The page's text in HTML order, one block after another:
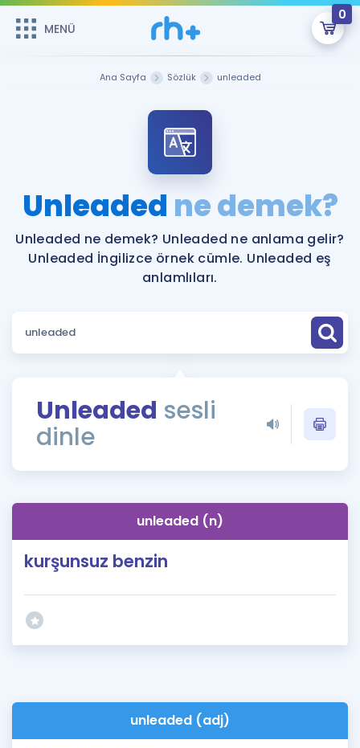
MENÜ
0
ÜYE DEĞİLİM
Sepetin Şu An Boş.
Remzi Hoca ile seni sınava hazırlayacak onlarca eğitim seni
bekliyor!
MENÜ
Faydalı Araçlar
Sözlük
Rehberlik Aracı
ÖSYM Sınav Takvimi
İngilizce Gramer
Hakkımızda
Ana Sayfa Sözlük unleaded
Unleaded ne demek?
Unleaded ne demek? Unleaded ne anlama gelir?
Unleaded İngilizce örnek cümle. Unleaded eş
anlamlıları.
Unleaded sesli
dinle
unleaded (n)
kurşunsuz benzin
unleaded (adj)